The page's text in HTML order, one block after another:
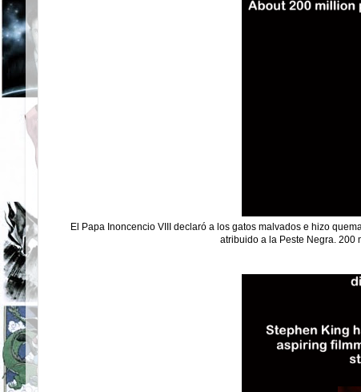
El Papa Inoncencio VIII declaró a los gatos malvados e hizo
atribuido a la Peste Negra. 200